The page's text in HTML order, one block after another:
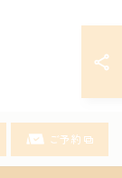
ご予約